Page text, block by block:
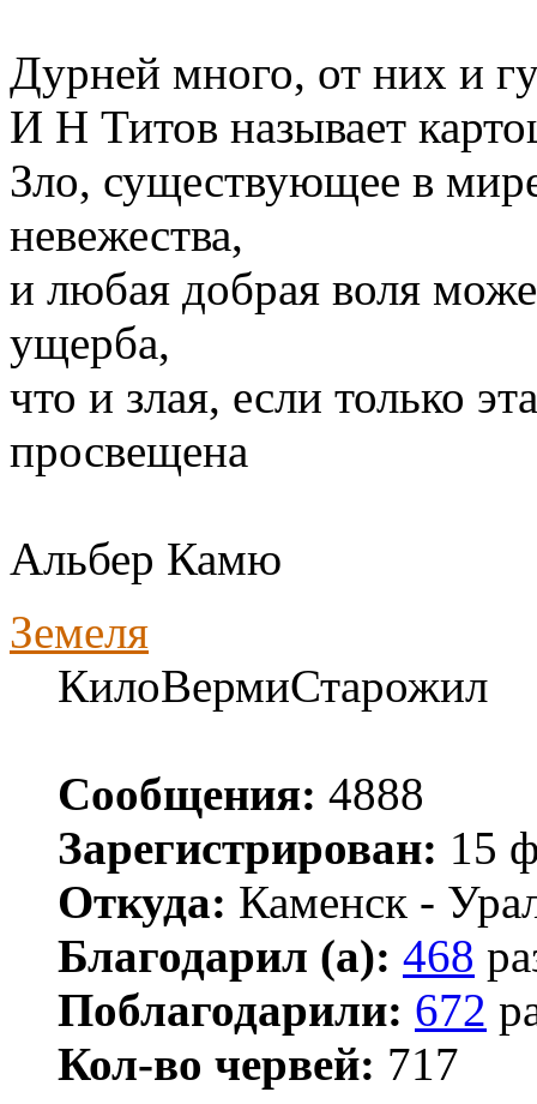
Дурней много, от них и
И Н Титов называет
Зло, существующее в
невежества,
и любая добрая воля
ущерба,
что и злая, если только
просвещена
Альбер Камю
Земеля
КилоВермиСтарожил
Сообщения: 4888
Зарегистрирован: 15
Откуда: Каменск -
Благодарил (а): 468
Поблагодарили: 672
Кол-во червей: 717